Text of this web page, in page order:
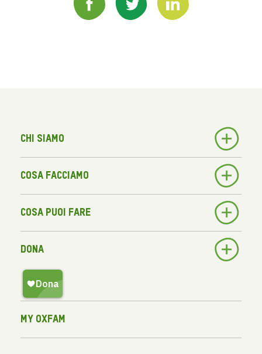
Chi siamo
Cosa facciamo
Cosa puoi fare
Dona
My Oxfam